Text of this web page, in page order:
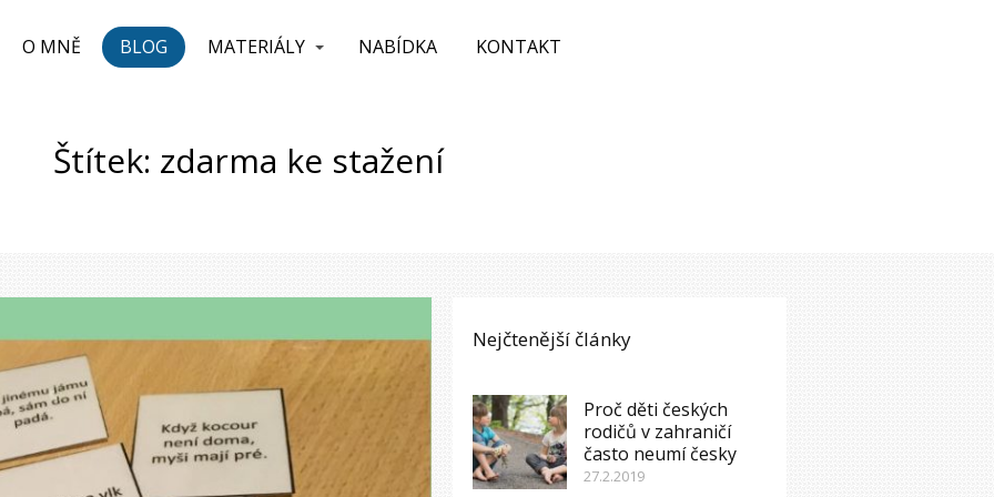
O MNĚ BLOG MATERIÁLY NABÍDKA KONTAKT
Štítek: zdarma ke stažení
Nejčtenější články
Proč děti českých
rodičů v zahraničí
často neumí česky
27.2.2019